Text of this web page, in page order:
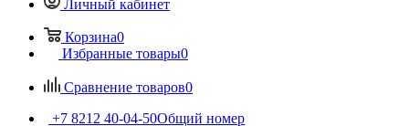
Личный кабинет
Корзина0
Избранные товары0
Сравнение товаров0
+7 8212 40-04-50Общий номер